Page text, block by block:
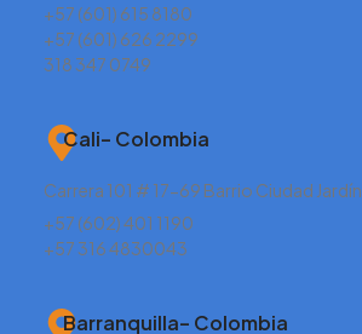
+57 (601) 615 8180
+57 (601) 626 2299
318 347 0749
Cali– Colombia
Carrera 101 # 17-69 Barrio Ciudad Jardín
+57 (602) 401 1190
+57 316 4830043
Barranquilla– Colombia